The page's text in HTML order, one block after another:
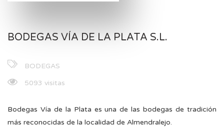
BODEGAS VÍA DE LA PLATA S.L.
BODEGAS
5093 visitas
Bodegas Vía de la Plata es una de las bodegas de tradición
más reconocidas de la localidad de Almendralejo.